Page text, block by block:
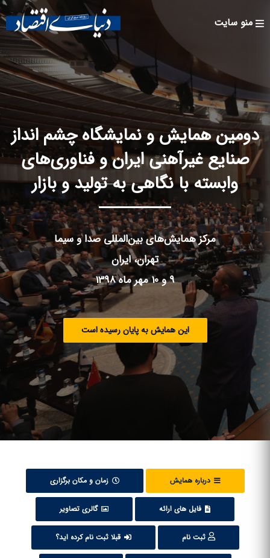
Skip to
main
content
منو سایت
دومین همایش و نمایشگاه چشم انداز
صنایع غیرآهنی ایران و فناوری‌های
وابسته با نگاهی به تولید و بازار
مرکز همایش‌های بین‌المللی صدا و سیما
تهران، ایران
9 و 10 مهر ماه 1398
این همایش به پایان رسیده است
درباره همایش زمان و مکان برگزاری
فایل های ارائه گالری تصاویر
ثبت نام قبلا ثبت نام کرده اید؟